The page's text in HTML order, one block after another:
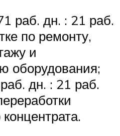
раб. дн. : 21 раб.
по ремонту,
и
оборудования;
дн. : 21 раб.